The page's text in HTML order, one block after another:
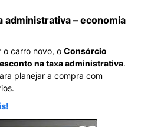
administrativa – economia
o carro novo, o Consórcio
na taxa administrativa.
planejar a compra com